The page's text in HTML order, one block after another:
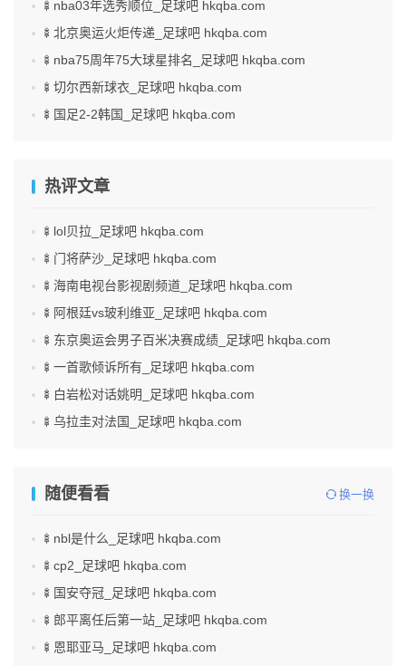
🍢nba03年选秀顺位_足球吧 hkqba.com
🍢北京奥运火炬传递_足球吧 hkqba.com
🍢nba75周年75大球星排名_足球吧 hkqba.com
🍢切尔西新球衣_足球吧 hkqba.com
🍢国足2-2韩国_足球吧 hkqba.com
热评文章
🍢lol贝拉_足球吧 hkqba.com
🍢门将萨沙_足球吧 hkqba.com
🍢海南电视台影视剧频道_足球吧 hkqba.com
🍢阿根廷vs玻利维亚_足球吧 hkqba.com
🍢东京奥运会男子百米决赛成绩_足球吧 hkqba.com
🍢一首歌倾诉所有_足球吧 hkqba.com
🍢白岩松对话姚明_足球吧 hkqba.com
🍢乌拉圭对法国_足球吧 hkqba.com
随便看看 换一换
🍢nbl是什么_足球吧 hkqba.com
🍢cp2_足球吧 hkqba.com
🍢国安夺冠_足球吧 hkqba.com
🍢郎平离任后第一站_足球吧 hkqba.com
🍢恩耶亚马_足球吧 hkqba.com